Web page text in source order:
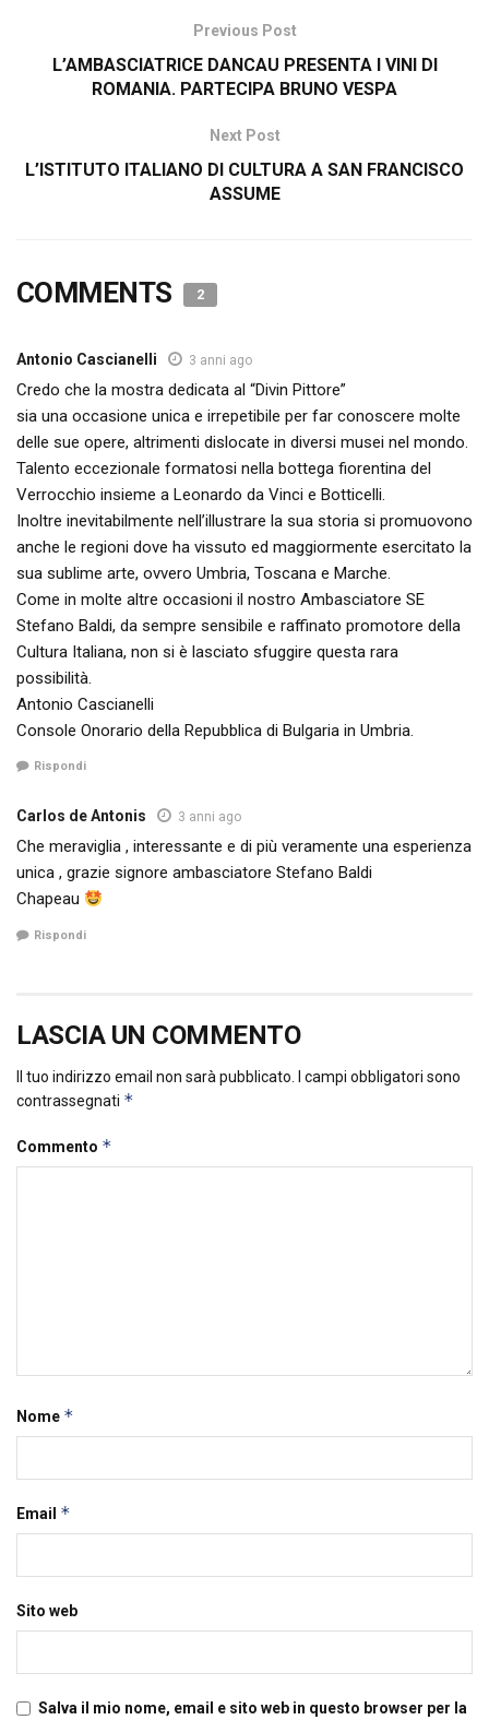
Previous Post
L’AMBASCIATRICE DANCAU PRESENTA I VINI DI
ROMANIA. PARTECIPA BRUNO VESPA
Next Post
L’ISTITUTO ITALIANO DI CULTURA A SAN FRANCISCO
ASSUME
COMMENTS 2
Antonio Cascianelli 3 anni ago
Credo che la mostra dedicata al “Divin Pittore”
sia una occasione unica e irrepetibile per far conoscere molte
delle sue opere, altrimenti dislocate in diversi musei nel mondo.
Talento eccezionale formatosi nella bottega fiorentina del
Verrocchio insieme a Leonardo da Vinci e Botticelli.
Inoltre inevitabilmente nell’illustrare la sua storia si promuovono
anche le regioni dove ha vissuto ed maggiormente esercitato la
sua sublime arte, ovvero Umbria, Toscana e Marche.
Come in molte altre occasioni il nostro Ambasciatore SE
Stefano Baldi, da sempre sensibile e raffinato promotore della
Cultura Italiana, non si è lasciato sfuggire questa rara
possibilità.
Antonio Cascianelli
Console Onorario della Repubblica di Bulgaria in Umbria.
Rispondi
Carlos de Antonis 3 anni ago
Che meraviglia , interessante e di più veramente una esperienza
unica , grazie signore ambasciatore Stefano Baldi
Chapeau
Rispondi
LASCIA UN COMMENTO
Il tuo indirizzo email non sarà pubblicato.
I campi obbligatori sono
contrassegnati *
Commento *
Nome *
Email *
Sito web
Salva il mio nome, email e sito web in questo browser per la